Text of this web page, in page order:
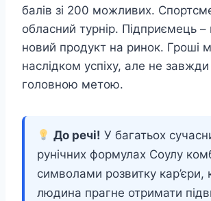
балів зі 200 можливих.
обласний турнір. Підприємець –
новий продукт на ринок. Гроші
наслідком успіху, але не
головною метою.
До речі! У багатьох
рунічних формулах Соулу
символами розвитку кар’єри,
людина прагне отримати